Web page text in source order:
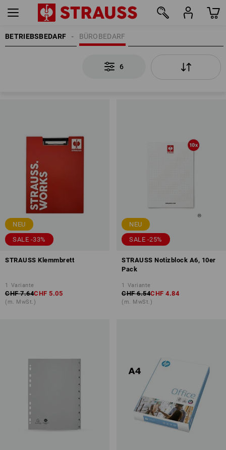
BETRIEBSBEDARF BÜROBEDARF
6
NEU
SALE -33%
STRAUSS Klemmbrett
1 Variante
CHF 7.64CHF 5.05
(m. MwSt.)
NEU
SALE -25%
STRAUSS Notizblock A6, 10er
Pack
1 Variante
CHF 6.54CHF 4.84
(m. MwSt.)